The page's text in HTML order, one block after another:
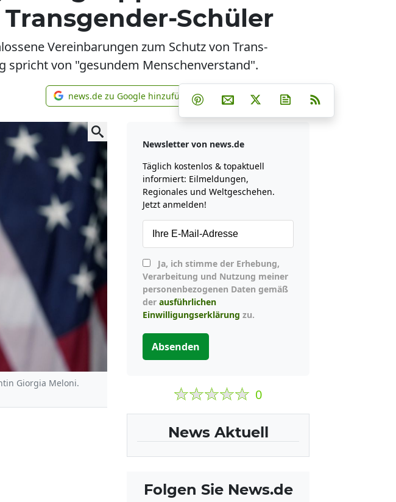
Schüler
Vereinbarungen zum Schutz von Trans-
spricht von "gesundem Menschenverstand".
news.de zu Google hinzufügen
news.de zu Google hinzufügen Teilen auf Facebook
Teilen auf Whatsapp
Teilen auf Telegram
Teilen auf Pinterest
Per E-Mail teilen
Post auf XNewsletter
Giorgia Meloni.
Newsletter von news.de
Täglich kostenlos & topaktuell
informiert: Eilmeldungen,
Regionales und Weltgeschehen.
Jetzt anmelden!
Verarbeitung und Nutzung meiner
personenbezogenen Daten gemäß
der ausführlichen
Einwilligungserklärung zu.
Absenden
0
News Aktuell
Folgen Sie News.de